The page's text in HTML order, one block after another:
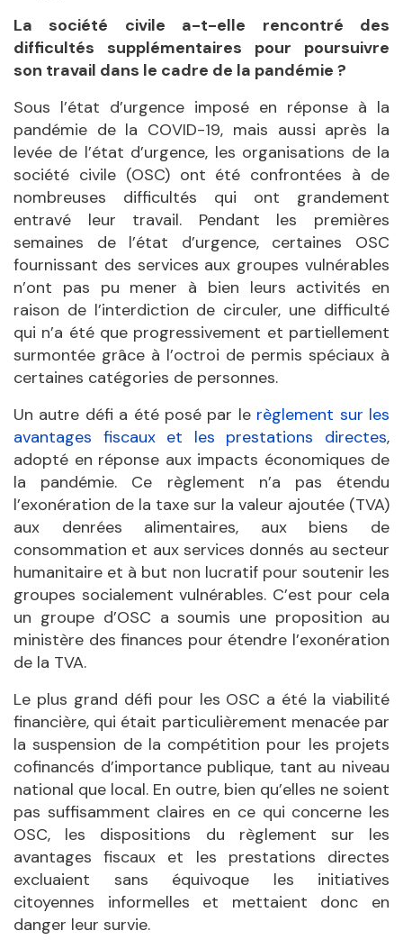
La société civile a-t-elle rencontré des
difficultés supplémentaires pour poursuivre
son travail dans le cadre de la pandémie ?
Sous l’état d’urgence imposé en réponse à la
pandémie de la COVID-19, mais aussi après la
levée de l’état d’urgence, les organisations de la
société civile (OSC) ont été confrontées à de
nombreuses difficultés qui ont grandement
entravé leur travail. Pendant les premières
semaines de l’état d’urgence, certaines OSC
fournissant des services aux groupes vulnérables
n’ont pas pu mener à bien leurs activités en
raison de l’interdiction de circuler, une difficulté
qui n’a été que progressivement et partiellement
surmontée grâce à l’octroi de permis spéciaux à
certaines catégories de personnes.
Un autre défi a été posé par le règlement sur les
avantages fiscaux et les prestations directes,
adopté en réponse aux impacts économiques de
la pandémie. Ce règlement n’a pas étendu
l’exonération de la taxe sur la valeur ajoutée (TVA)
aux denrées alimentaires, aux biens de
consommation et aux services donnés au secteur
humanitaire et à but non lucratif pour soutenir les
groupes socialement vulnérables. C’est pour cela
un groupe d’OSC a soumis une proposition au
ministère des finances pour étendre l’exonération
de la TVA.
Le plus grand défi pour les OSC a été la viabilité
financière, qui était particulièrement menacée par
la suspension de la compétition pour les projets
cofinancés d’importance publique, tant au niveau
national que local. En outre, bien qu’elles ne soient
pas suffisamment claires en ce qui concerne les
OSC, les dispositions du règlement sur les
avantages fiscaux et les prestations directes
excluaient sans équivoque les initiatives
citoyennes informelles et mettaient donc en
danger leur survie.